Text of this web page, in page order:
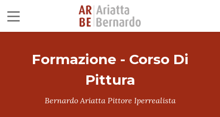
Formazione - Corso Di
Pittura
Bernardo Ariatta Pittore Iperrealista